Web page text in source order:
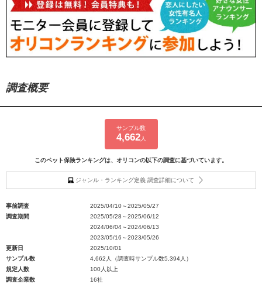
調査概要
サンプル数
4,662人
このペット保険ランキングは、オリコンの以下の調査に基づいています。
ジャンル・ランキング定義 調査詳細について
事前調査
2025/04/10～2025/05/27
調査期間
2025/05/28～2025/06/12
2024/06/04～2024/06/13
2023/05/16～2023/05/26
更新日
2025/10/01
サンプル数
4,662人（調査時サンプル数5,394人）
規定人数
100人以上
調査企業数
16社